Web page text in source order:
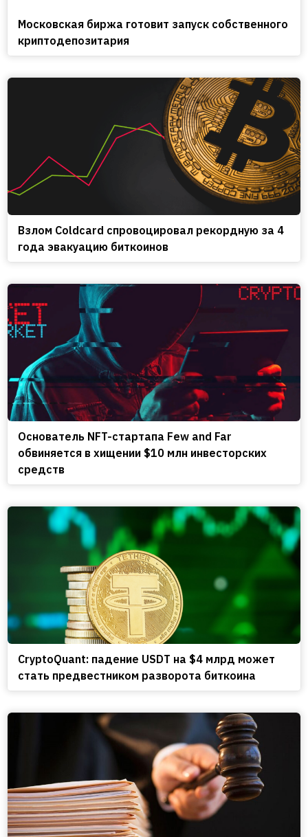
Московская биржа готовит запуск собственного
криптодепозитария
Взлом Coldcard спровоцировал рекордную за 4
года эвакуацию биткоинов
Основатель NFT-стартапа Few and Far
обвиняется в хищении $10 млн инвесторских
средств
CryptoQuant: падение USDT на $4 млрд может
стать предвестником разворота биткоина